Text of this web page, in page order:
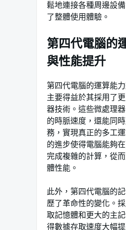
鬆地連接各種周邊設
了整體使用體驗。
第四代電腦的
與性能提升
第四代電腦的運算能
主要得益於其採用了
器技術。這些微處理
的時脈速度，還能同
務，實現真正的多工
的進步使得電腦能夠
完成複雜的計算，從
體性能。
此外，第四代電腦的
歷了革命性的變化。
取記憶體和更大的主
得數據存取速度大幅